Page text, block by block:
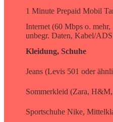
1 Minute Prepaid Mobil
Internet (60 Mbps o. mehr,
unbegr. Daten, Kabel/
Kleidung, Schuhe
Jeans (Levis 501 oder
Sommerkleid (Zara,
Sportschuhe Nike,